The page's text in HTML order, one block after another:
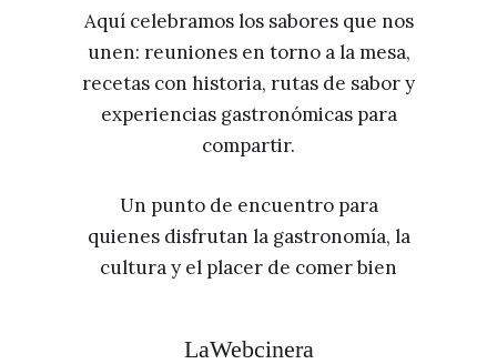
Aquí celebramos los sabores que nos
unen: reuniones en torno a la mesa,
recetas con historia, rutas de sabor y
experiencias gastronómicas para
compartir.
Un punto de encuentro para
quienes disfrutan la gastronomía, la
cultura y el placer de comer bien
LaWebcinera